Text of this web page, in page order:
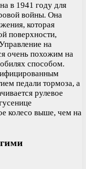
в 1941 году для
войны. Она
которая
поверхности,
на
очень похожим на
способом.
педали тормоза, а
рулевое
колесо выше, чем на